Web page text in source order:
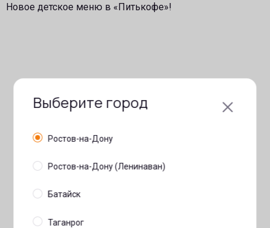
Новое детское меню в «Питькофе»!
Выберите город
Ростов-на-Дону
Ростов-на-Дону (Ленинаван)
Батайск
Таганрог